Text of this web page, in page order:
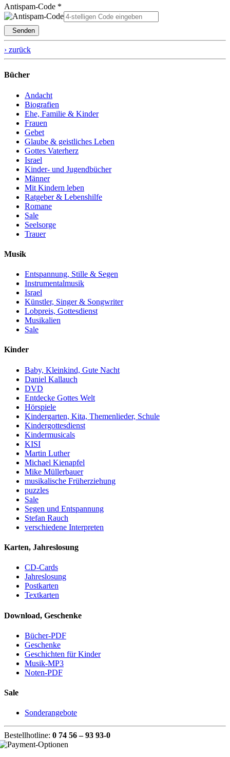
Antispam-Code *
Senden
› zurück
Bücher
Andacht
Biografien
Ehe, Familie & Kinder
Frauen
Gebet
Glaube & geistliches Leben
Gottes Vaterherz
Israel
Kinder- und Jugendbücher
Männer
Mit Kindern leben
Ratgeber & Lebenshilfe
Romane
Sale
Seelsorge
Trauer
Musik
Entspannung, Stille & Segen
Instrumentalmusik
Israel
Künstler, Singer & Songwriter
Lobpreis, Gottesdienst
Musikalien
Sale
Kinder
Baby, Kleinkind, Gute Nacht
Daniel Kallauch
DVD
Entdecke Gottes Welt
Hörspiele
Kindergarten, Kita, Themenlieder, Schule
Kindergottesdienst
Kindermusicals
KISI
Martin Luther
Michael Kienapfel
Mike Müllerbauer
musikalische Früherziehung
puzzles
Sale
Segen und Entspannung
Stefan Rauch
verschiedene Interpreten
Karten, Jahreslosung
CD-Cards
Jahreslosung
Postkarten
Textkarten
Download, Geschenke
Bücher-PDF
Geschenke
Geschichten für Kinder
Musik-MP3
Noten-PDF
Sale
Sonderangebote
Bestellhotline: 0 74 56 – 93 93-0